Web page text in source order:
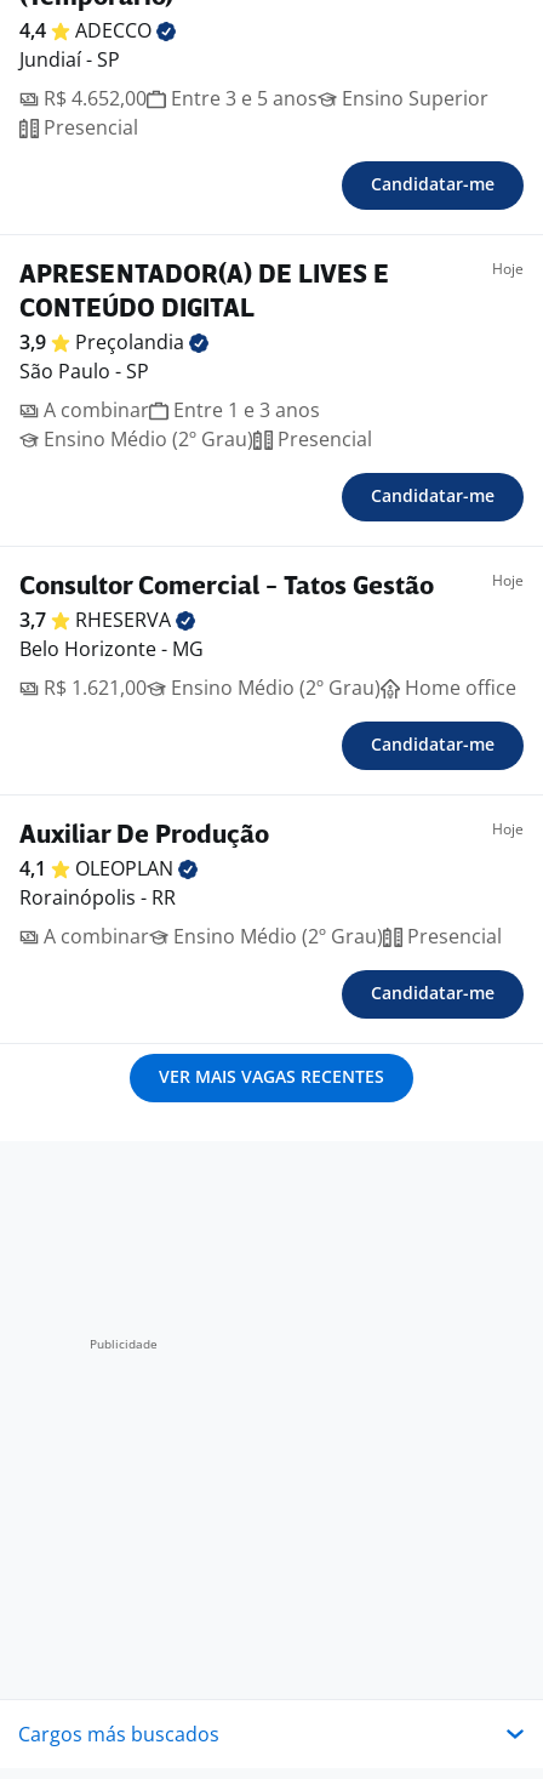
4,4
ADECCO
Jundiaí - SP
R$ 4.652,00
Entre 3 e 5 anos
Ensino Superior
Presencial
Candidatar-me
APRESENTADOR(A) DE LIVES E
CONTEÚDO DIGITAL
Hoje
3,9
Preçolandia
São Paulo - SP
A combinar
Entre 1 e 3 anos
Ensino Médio (2º Grau)
Presencial
Candidatar-me
Consultor Comercial - Tatos Gestão Hoje
3,7
RHESERVA
Belo Horizonte - MG
R$ 1.621,00
Ensino Médio (2º Grau) Home office
Candidatar-me
Auxiliar De Produção Hoje
4,1
OLEOPLAN
Rorainópolis - RR
A combinar
Ensino Médio (2º Grau) Presencial
Candidatar-me
VER MAIS VAGAS RECENTES
Cargos más buscados